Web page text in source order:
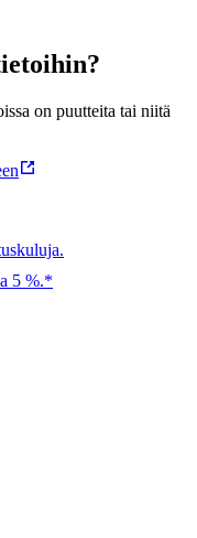
on puutteita tai niitä
5 %.*